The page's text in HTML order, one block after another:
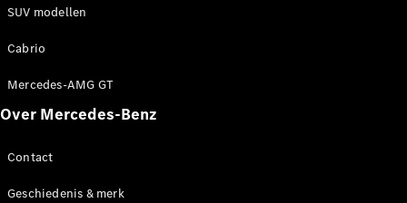
Werken bij
Support en
contact
SUV modellen
Cabrio
Mercedes-AMG GT
Over Mercedes-Benz
Contact
Geschiedenis & merk